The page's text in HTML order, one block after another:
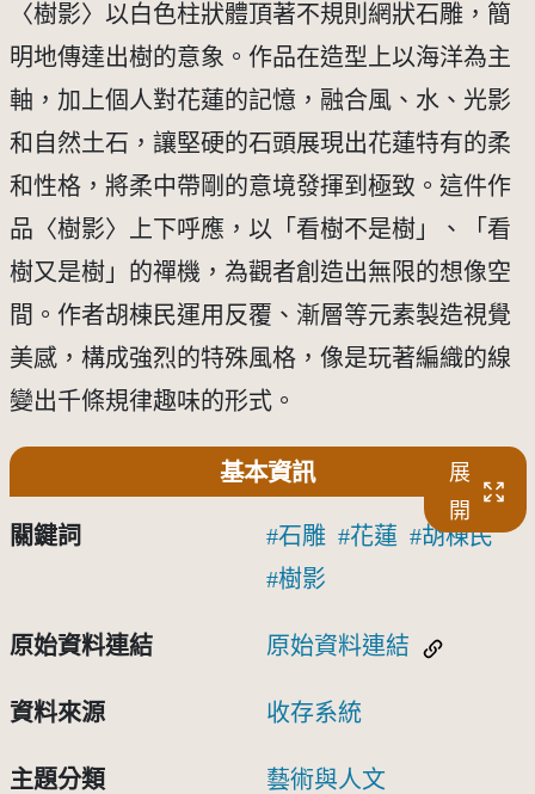
〈樹影〉以白色柱狀體頂著不規則網狀石雕，簡
明地傳達出樹的意象。作品在造型上以海洋為主
軸，加上個人對花蓮的記憶，融合風、水、光影
和自然土石，讓堅硬的石頭展現出花蓮特有的柔
和性格，將柔中帶剛的意境發揮到極致。這件作
品〈樹影〉上下呼應，以「看樹不是樹」、「看
樹又是樹」的禪機，為觀者創造出無限的想像空
間。作者胡棟民運用反覆、漸層等元素製造視覺
美感，構成強烈的特殊風格，像是玩著編織的線
變出千條規律趣味的形式。
基本資訊
展
開
關鍵詞 石雕 花蓮
胡棟民
樹影
原始資料連結 原始資料連結
資料來源 收存系統
主題分類 藝術與人文